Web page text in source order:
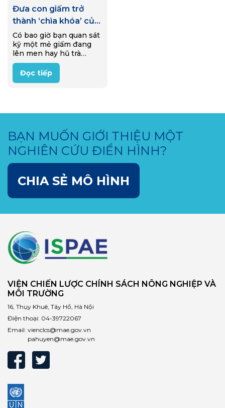
Đưa con giấm trở
thành ‘chìa khóa’ của
công nghiệp bao bì
Có bao giờ bạn quan sát
kỹ một mẻ giấm đang
lên men hay hũ trà
Kombucha sủi bọt trong
gian bếp gia đình? Bên
dưới lớp nước sóng sánh
Đọc tiếp
BẠN MUỐN GIỚI THIỆU MỘT
NGHIÊN CỨU ĐIỂN HÌNH?
CHIA SẺ MÔ HÌNH
VIỆN CHIẾN LƯỢC CHÍNH SÁCH NÔNG NGHIỆP VÀ
MÔI TRƯỜNG
16, Thụy Khuê, Tây Hồ, Hà Nội
Điện thoại: 04-39722067
Email: vienclcs@mae.gov.vn
pahuyen@mae.gov.vn